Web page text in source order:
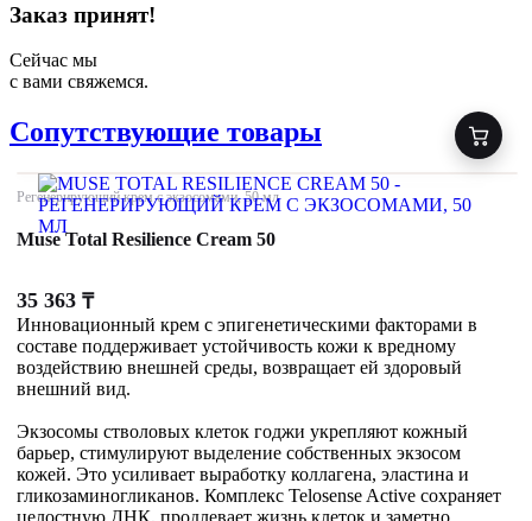
Заказ принят!
Сейчас мы
с вами свяжемся.
Сопутствующие товары
Регенерирующий крем с экзосомами, 50 мл
Muse Total Resilience Cream 50
35 363 ₸
Инновационный крем с эпигенетическими факторами в
составе поддерживает устойчивость кожи к вредному
воздействию внешней среды, возвращает ей здоровый
внешний вид.
Экзосомы стволовых клеток годжи укрепляют кожный
барьер, стимулируют выделение собственных экзосом
кожей. Это усиливает выработку коллагена, эластина и
гликозаминогликанов. Комплекс Telosense Active сохраняет